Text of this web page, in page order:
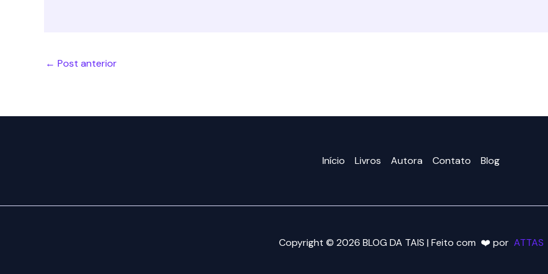
← Post anterior
Início Livros Autora Contato Blog
Copyright © 2026 BLOG DA TAIS | Feito com ❤️ por ATTAS